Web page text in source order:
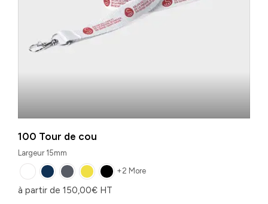
100 Tour de cou
Largeur 15mm
+2 More
à partir de 150,00€ HT